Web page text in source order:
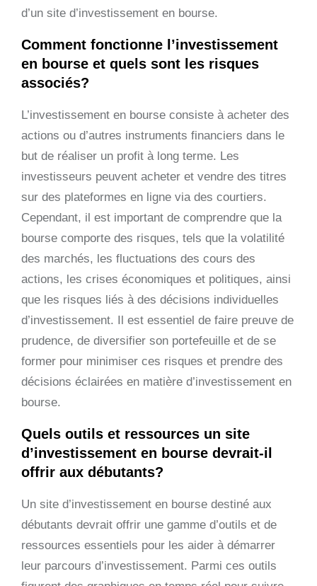
d’un site d’investissement en bourse.
Comment fonctionne l’investissement
en bourse et quels sont les risques
associés?
L’investissement en bourse consiste à acheter des
actions ou d’autres instruments financiers dans le
but de réaliser un profit à long terme. Les
investisseurs peuvent acheter et vendre des titres
sur des plateformes en ligne via des courtiers.
Cependant, il est important de comprendre que la
bourse comporte des risques, tels que la volatilité
des marchés, les fluctuations des cours des
actions, les crises économiques et politiques, ainsi
que les risques liés à des décisions individuelles
d’investissement. Il est essentiel de faire preuve de
prudence, de diversifier son portefeuille et de se
former pour minimiser ces risques et prendre des
décisions éclairées en matière d’investissement en
bourse.
Quels outils et ressources un site
d’investissement en bourse devrait-il
offrir aux débutants?
Un site d’investissement en bourse destiné aux
débutants devrait offrir une gamme d’outils et de
ressources essentiels pour les aider à démarrer
leur parcours d’investissement. Parmi ces outils